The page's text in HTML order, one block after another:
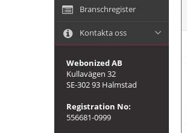
Branschregister
Kontakta oss
Webonized AB
Kullavägen 32
SE-302 93 Halmstad
Registration No:
556681-0999